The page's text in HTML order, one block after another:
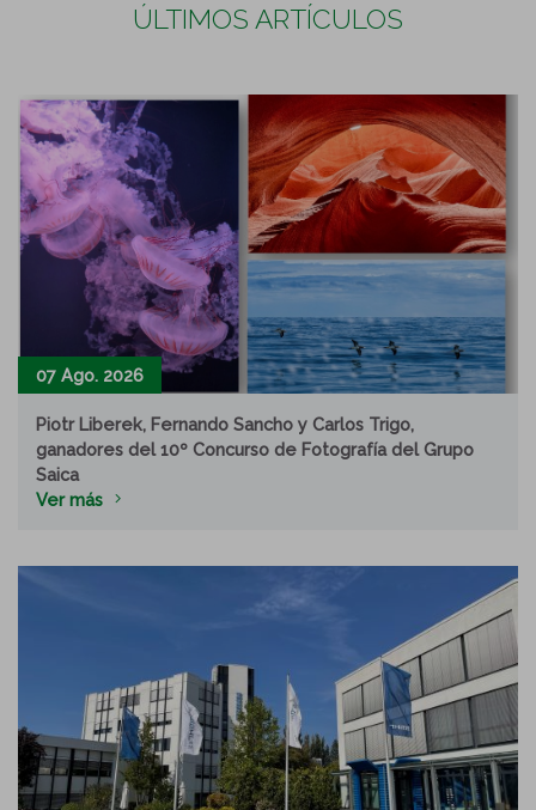
ÚLTIMOS ARTÍCULOS
07 Ago. 2026
Piotr Liberek, Fernando Sancho y Carlos Trigo,
ganadores del 10º Concurso de Fotografía del Grupo
Saica
Ver más